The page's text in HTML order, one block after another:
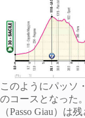
このようにパッソ
のコースとなった
（Passo Giau）は